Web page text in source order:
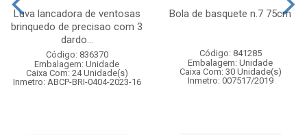
Luva lancadora de ventosas
brinquedo de precisao com 3
dardo...
Código: 836370
Embalagem: Unidade
Caixa Com: 24 Unidade(s)
Inmetro: ABCP-BRI-0404-2023-16
Bola de basquete n.7 75cm
Código: 841285
Embalagem: Unidade
Caixa Com: 30 Unidade(s)
Inmetro: 007517/2019